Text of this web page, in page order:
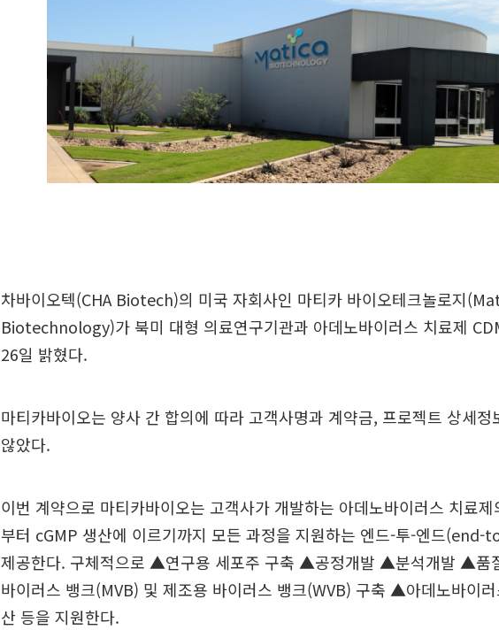
차바이오텍(CHA Biotech)의 미국 자회사인 마티카 바이오테크놀로지
Biotechnology)가 북미 대형 의료연구기관과 아데노바이러스 치료제
26일 밝혔다.
마티카바이오는 양사 간 합의에 따라 고객사명과 계약금, 프로젝트 상세정
않았다.
이번 계약으로 마티카바이오는 고객사가 개발하는 아데노바이러스 치료
부터 cGMP 생산에 이르기까지 모든 과정을 지원하는 엔드-투-엔드(end-
제공한다. 구체적으로 ▲연구용 세포주 구축 ▲공정개발 ▲분석개발 ▲품
바이러스 뱅크(MVB) 및 제조용 바이러스 뱅크(WVB) 구축 ▲아데노바이
산 등을 지원한다.